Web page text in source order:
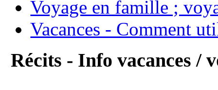
Voyage en famille ;
Vacances - Comment
Récits - Info vacances /